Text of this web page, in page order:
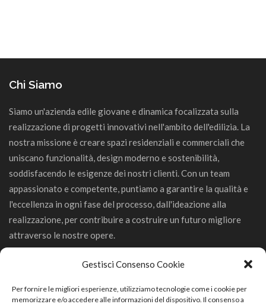
Gestisci Consenso Cookie
Per fornire le migliori esperienze, utilizziamo tecnologie come i cookie per
memorizzare e/o accedere alle informazioni del dispositivo. Il consenso a
Chi Siamo
Siamo un'azienda edile giovane e dinamica focalizzata sulla
realizzazione di progetti innovativi nell'ambito dell'edilizia. La
nostra missione è creare spazi residenziali e commerciali che
uniscano funzionalità, design moderno e sostenibilità,
soddisfacendo le esigenze dei nostri clienti. Con un team
appassionato e competente, puntiamo a garantire la qualità e
l'eccellenza in ogni fase del processo, dall'ideazione alla
realizzazione, per contribuire a costruire un futuro migliore
attraverso le nostre opere.